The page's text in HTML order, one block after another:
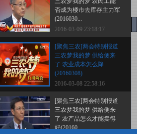
否成为楼市去库存主力军
(2016030...
2016-03-09 23:18:17
[聚焦三农]两会特别报道
三农梦我的梦 供给侧来
了 农业成本怎么降
(20160308)
2016-03-08 22:58:16
[聚焦三农]两会特别报道
三农梦我的梦 供给侧来
了 农产品怎么才能卖得
好(20160...